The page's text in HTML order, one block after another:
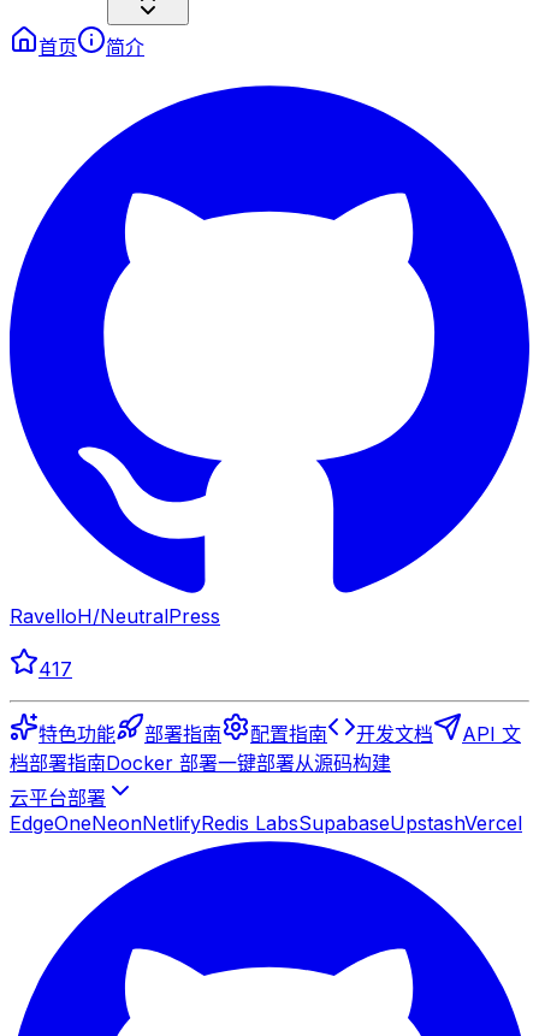
首页 简介
RavelloH/NeutralPress
417
特色功能 部署指南 配置指南 开发文档
API 文
档部署指南Docker 部署一键部署从源码构建
云平台部署
EdgeOneNeonNetlifyRedis LabsSupabaseUpstashVercel